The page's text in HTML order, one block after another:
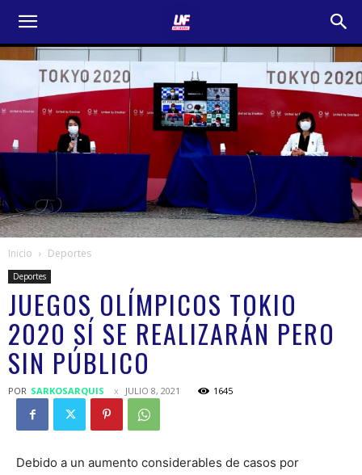
Inicio Deportes
Deportes
JUEGOS OLÍMPICOS TOKIO
2020 SÍ SE REALIZARÁN PERO
SIN PÚBLICO
POR SARKOSARQUIS JULIO 8, 2021 1645
Debido a un aumento considerables de casos por